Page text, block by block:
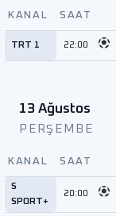
KANAL SAAT
TRT 1 22:00
13 Ağustos
PERŞEMBE
KANAL SAAT
S
SPORT+
20:00